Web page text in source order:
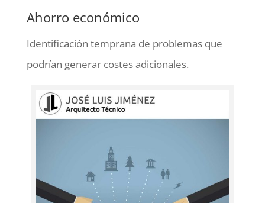
Ahorro económico
Identificación temprana de problemas que
podrían generar costes adicionales.